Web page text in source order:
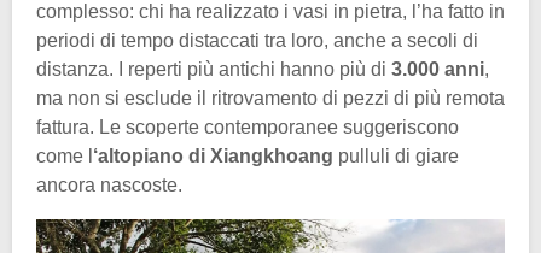
complesso: chi ha realizzato i vasi in pietra, l’ha fatto in
periodi di tempo distaccati tra loro, anche a secoli di
distanza. I reperti più antichi hanno più di 3.000 anni,
ma non si esclude il ritrovamento di pezzi di più remota
fattura. Le scoperte contemporanee suggeriscono
come l ‘altopiano di Xiangkhoang pulluli di giare
ancora nascoste.